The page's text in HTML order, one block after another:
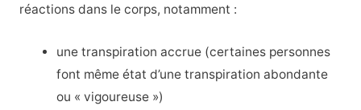
réactions dans le corps, notamment :
une transpiration accrue (certaines personnes
font même état d’une transpiration abondante
ou « vigoureuse »)